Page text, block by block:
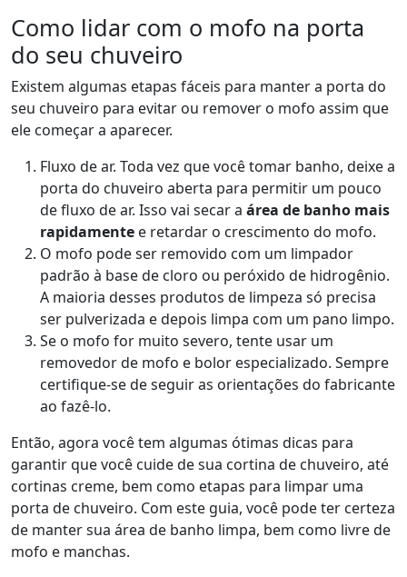
Como lidar com o mofo na porta
do seu chuveiro
Existem algumas etapas fáceis para manter a porta do
seu chuveiro para evitar ou remover o mofo assim que
ele começar a aparecer.
Fluxo de ar. Toda vez que você tomar banho, deixe a
porta do chuveiro aberta para permitir um pouco
de fluxo de ar. Isso vai secar a área de banho mais
rapidamente e retardar o crescimento do mofo.
O mofo pode ser removido com um limpador
padrão à base de cloro ou peróxido de hidrogênio.
A maioria desses produtos de limpeza só precisa
ser pulverizada e depois limpa com um pano limpo.
Se o mofo for muito severo, tente usar um
removedor de mofo e bolor especializado. Sempre
certifique-se de seguir as orientações do fabricante
ao fazê-lo.
Então, agora você tem algumas ótimas dicas para
garantir que você cuide de sua cortina de chuveiro, até
cortinas creme, bem como etapas para limpar uma
porta de chuveiro. Com este guia, você pode ter certeza
de manter sua área de banho limpa, bem como livre de
mofo e manchas.